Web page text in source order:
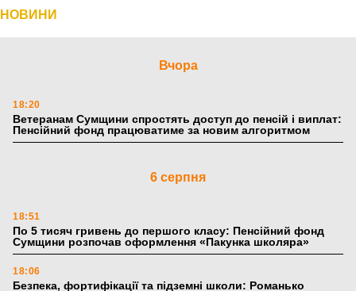
НОВИНИ
Вчора
18:20
Ветеранам Сумщини спростять доступ до пенсій і виплат:
Пенсійний фонд працюватиме за новим алгоритмом
6 серпня
18:51
По 5 тисяч гривень до першого класу: Пенсійний фонд
Сумщини розпочав оформлення «Пакунка школяра»
18:06
Безпека, фортифікації та підземні школи: Романько